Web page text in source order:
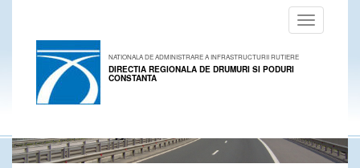
Toggle
navigation
NATIONALA DE ADMINISTRARE A INFRASTRUCTURII RUTIERE
DIRECTIA REGIONALA DE DRUMURI SI PODURI
CONSTANTA